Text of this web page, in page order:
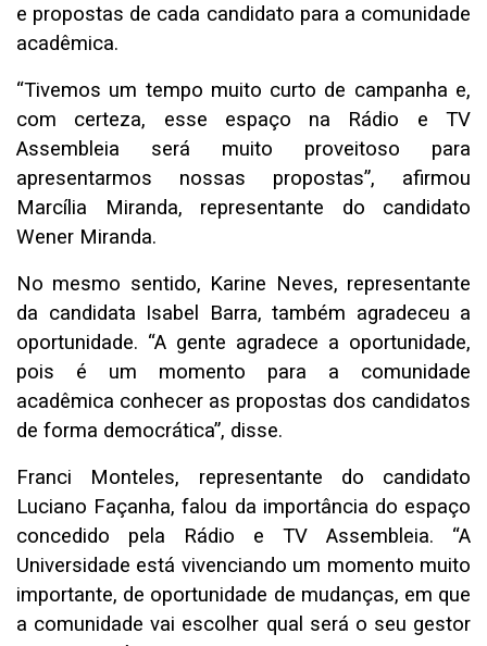
e propostas de cada candidato para a comunidade
acadêmica.
“Tivemos um tempo muito curto de campanha e,
com certeza, esse espaço na Rádio e TV
Assembleia será muito proveitoso para
apresentarmos nossas propostas”, afirmou
Marcília Miranda, representante do candidato
Wener Miranda.
No mesmo sentido, Karine Neves, representante
da candidata Isabel Barra, também agradeceu a
oportunidade. “A gente agradece a oportunidade,
pois é um momento para a comunidade
acadêmica conhecer as propostas dos candidatos
de forma democrática”, disse.
Franci Monteles, representante do candidato
Luciano Façanha, falou da importância do espaço
concedido pela Rádio e TV Assembleia. “A
Universidade está vivenciando um momento muito
importante, de oportunidade de mudanças, em que
a comunidade vai escolher qual será o seu gestor